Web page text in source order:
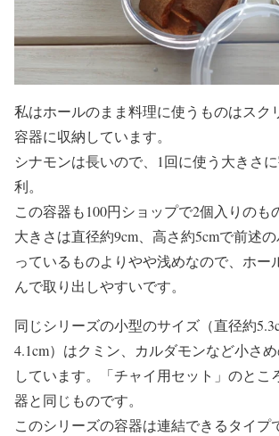
私はホールのまま料理に使うものはスク
容器に収納しています。
シナモンは長いので、1回に使う大きさ
利。
この容器も100円ショップで2個入りのも
大きさは直径約9cm、高さ約5cmで前述
っているものよりやや浅めなので、ホー
んで取り出しやすいです。
同じシリーズの小型のサイズ（直径約
4.1cm）はクミン、カルダモンなど小さ
しています。「チャイ用セット」のとこ
器と同じものです。
このシリーズの容器は連結できるタイプ